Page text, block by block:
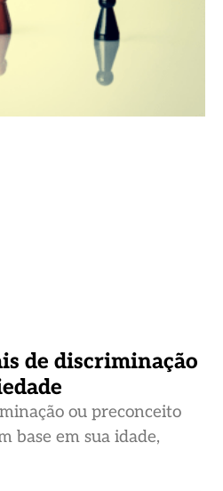
de discriminação
ou preconceito
base em sua idade,